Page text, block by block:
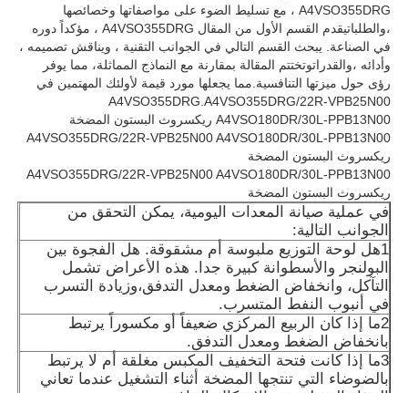
A4VSO355DRG ، مع تسليط الضوء على مواصفاتها وخصائصها
،والطلباتيقدم القسم الأول من المقال A4VSO355DRG ، مؤكداً دوره
في الصناعة. يبحث القسم التالي في الجوانب التقنية ، ويناقش تصميمه ،
وأدائه ،والقدراتوتختتم المقالة بمقارنة مع النماذج المماثلة، مما يوفر
رؤى حول ميزتها التنافسية.مما يجعلها مورد قيمة لأولئك المهتمين في
A4VSO355DRG.A4VSO355DRG/22R-VPB25N00
A4VSO180DR/30L-PPB13N00 ريكسروث البستون المضخة
A4VSO355DRG/22R-VPB25N00 A4VSO180DR/30L-PPB13N00
ريكسروث البستون المضخة
A4VSO355DRG/22R-VPB25N00 A4VSO180DR/30L-PPB13N00
ريكسروث البستون المضخة
في عملية صيانة المعدات اليومية، يمكن التحقق من
الجوانب التالية:
1هل لوحة التوزيع ملبوسة أم مشقوقة. هل الفجوة بين
البولنجر والأسطوانة كبيرة جدا. هذه الأعراض تشمل
التآكل، وانخفاض الضغط ومعدل التدفق،وزيادة التسرب
في أنبوب النفط المتسرب.
2ما إذا كان الربيع المركزي ضعيفاً أو مكسوراً يرتبط
بانخفاض الضغط ومعدل التدفق.
3ما إذا كانت فتحة التخفيف المكبس مغلقة أم لا يرتبط
بالضوضاء التي تنتجها المضخة أثناء التشغيل عندما تعاني